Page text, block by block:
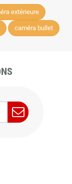
extérieure
caméra bullet